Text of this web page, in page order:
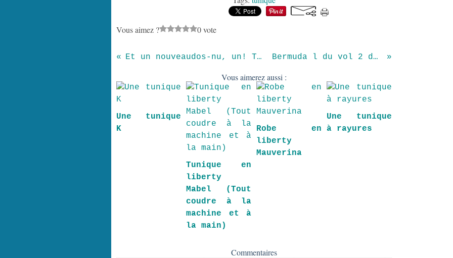
Vous aimez ? 0 vote
Et un nouveaudos-nu, un! Taillé en 140, coupé Bermuda l du vol 2 de Happy Homemade
Vous aimerez aussi :
Une tunique
K
Tunique en
liberty
Mabel (Tout
coudre à la
machine et à
la main)
Robe en
liberty
Mauverina
Une tunique
à rayures
Commentaires